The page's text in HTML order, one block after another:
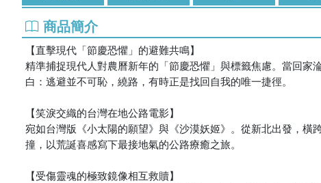
商品簡介
【直擊現代「節慶恐懼」的避難共鳴】
精準捕捉現代人對農曆新年的「節慶恐懼」與標籤焦慮。當回
白：逃避並不可恥，繞路，有時正是找回自我的唯一捷徑。
【笑淚交織的台灣在地公路電影】
宛如台灣版《小太陽的願望》與《沙漠妖姬》。從新北出發，
撞，以荒誕喜感寫下最接地氣的公路療癒之旅。
【受傷靈魂的極致鏡像相互救贖】